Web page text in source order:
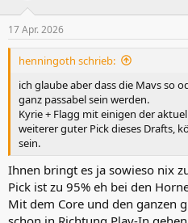
17 Apr. 2026
henningoth schrieb:
ich glaube aber dass die Mavs so
ganz passabel sein werden.
Kyrie + Flagg mit einigen der
weiterer guter Pick dieses Drafts,
sein.
Ihnen bringt es ja sowieso nix
Pick ist zu 95% eh bei den
Mit dem Core und den ganzen